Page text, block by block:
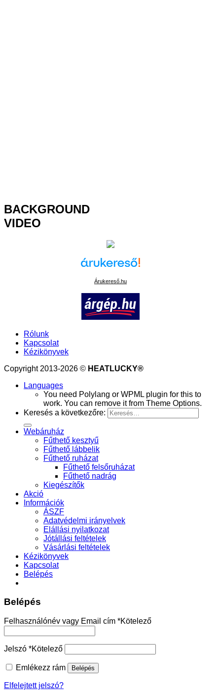
BACKGROUND
VIDEO
Árukereső.hu
Rólunk
Kapcsolat
Kézikönyvek
Copyright 2013-2026 © HEATLUCKY®
Languages
You need Polylang or WPML plugin for this to
work. You can remove it from Theme Options.
Keresés a következőre:
Webáruház
Fűthető kesztyű
Fűthető lábbelik
Fűthető ruházat
Fűthető felsőruházat
Fűthető nadrág
Kiegészítők
Akció
Információk
ÁSZF
Adatvédelmi irányelvek
Elállási nyilatkozat
Jótállási feltételek
Vásárlási feltételek
Kézikönyvek
Kapcsolat
Belépés
Belépés
Felhasználónév vagy Email cím *Kötelező
Jelszó *Kötelező
Emlékezz rám Belépés
Elfelejtett jelszó?